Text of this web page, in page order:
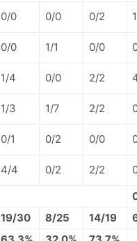
0/0 0/0 0/2 1
0/0 1/1 0/0
1/4 0/0 2/2
1/3 1/7 2/2
0/1 0/2 0/0
4/4 0/2 2/2
19/30 8/25 14/19